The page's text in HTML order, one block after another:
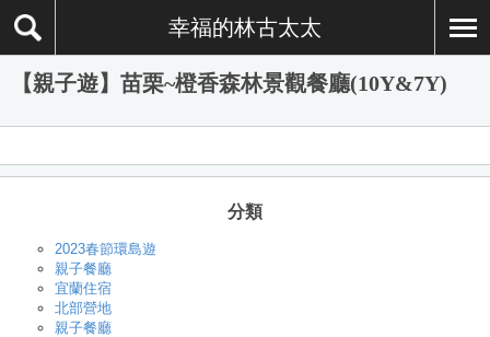
幸福的林古太太
【親子遊】苗栗~橙香森林景觀餐廳(10Y&7Y)
分類
2023春節環島遊
親子餐廳
宜蘭住宿
北部營地
親子餐廳